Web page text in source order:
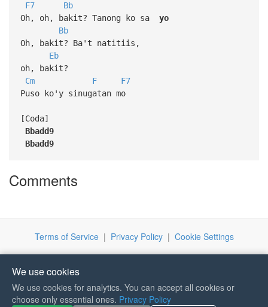
F7
Bb
Oh, oh, bakit? Tanong ko sa yo
Bb
Oh, bakit? Ba't natitiis,
Eb
oh, bakit?
Cm
F
F7
Puso ko'y sinugatan mo
[Coda]
Bbadd9
Bbadd9
Comments
Terms of Service| Privacy Policy| Cookie Settings
We use cookies
We use cookies for analytics. You can accept all cookies or
choose only essential ones. Privacy Policy
If you like Guitar Songs, you